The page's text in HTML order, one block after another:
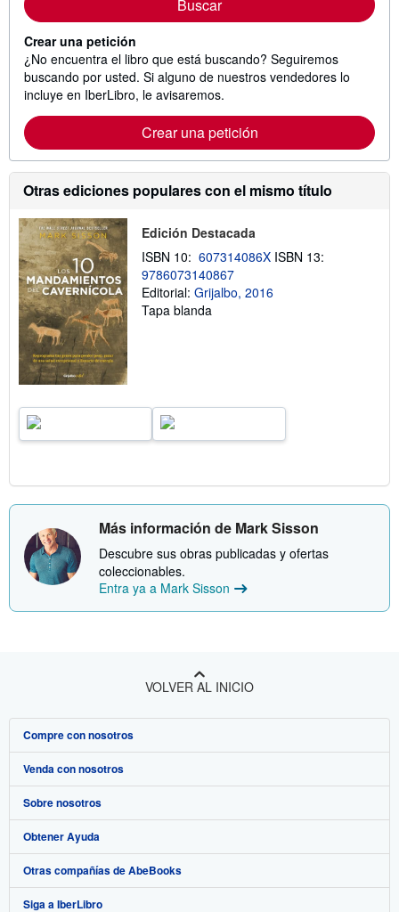
Buscar
Crear una petición
¿No encuentra el libro que está buscando? Seguiremos
buscando por usted. Si alguno de nuestros vendedores lo
incluye en IberLibro, le avisaremos.
Crear una petición
Otras ediciones populares con el mismo título
Edición Destacada
ISBN 10: 607314086X ISBN 13:
9786073140867
Editorial: Grijalbo, 2016
Tapa blanda
Más información de Mark Sisson
Descubre sus obras publicadas y ofertas
coleccionables.
Entra ya a Mark Sisson
VOLVER AL INICIO
Compre con nosotros
Búsqueda avanzada
Colecciones
Mi cuenta
Mis pedidos
Ver carrito
Venda con nosotros
Comenzar a vender
Únase a nuestro programa de afiliados
Recomiende un vendedor
Sobre nosotros
Sobre IberLibro
Medios
Empleo
Obtener Ayuda
Preguntas frecuentes y guías
Atención al Cliente
Otras compañías de AbeBooks
AbeBooks.com
Siga a IberLibro